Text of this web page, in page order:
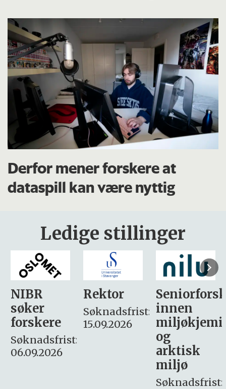
Derfor mener forskere at
dataspill kan være nyttig
Ledige stillinger
Rektor
Søknadsfrist:
15.09.2026
Seniorforsker
innen
miljøkjemi
søker
– fast
Søknadsfrist:
16. august.